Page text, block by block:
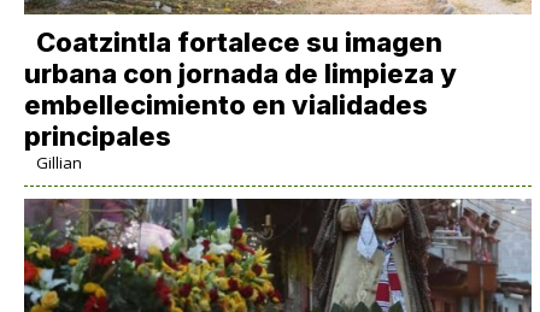
Coatzintla fortalece su imagen
urbana con jornada de limpieza y
embellecimiento en vialidades
principales
Gillian